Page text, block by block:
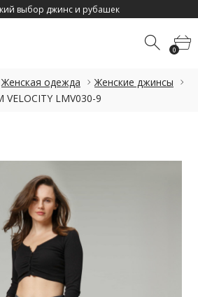
выбор джинс и рубашек
на каджый 2 товар 10%
летнюю коллекцию до 15%
на каджый 2 товар 10%
0
Женская одежда
Женские джинсы
LMV030-9